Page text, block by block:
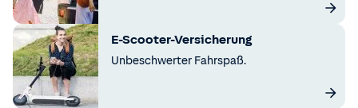
E-Scooter-Versicherung
Unbeschwerter Fahrspaß.